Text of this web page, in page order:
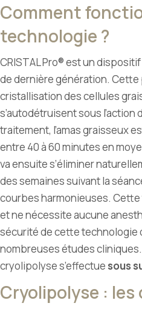
Comment
technologie ?
CRISTAL Pro® est un
de dernière génération.
cristallisation des cellules
s’autodétruisent sous l’action
traitement, l’amas graisseux
entre 40 à 60 minutes en
va ensuite s’éliminer
des semaines suivant la
courbes harmonieuses.
et ne nécessite aucune
sécurité de cette technologie
nombreuses études
cryolipolyse s’effectue sous
Cryolipolyse :